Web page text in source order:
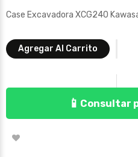
Case Excavadora XCG240
Agregar Al Carrito
📱 Consultar